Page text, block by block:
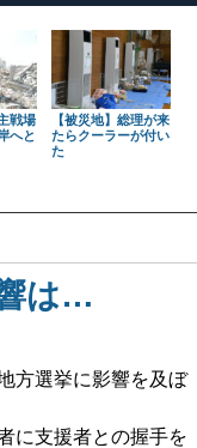
戦場
へと
【被災地】総理が来
たらクーラーが付い
た
は…
方選挙に影響を及ぼ
に支援者との握手を